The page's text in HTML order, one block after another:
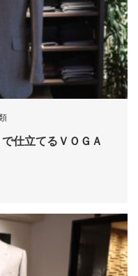
仕立てるＶＯＧＡ